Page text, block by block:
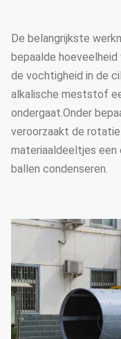
De belangrijkste
bepaalde
de vochtigheid in de
alkalische meststof
ondergaat.Onder
veroorzaakt de
materiaaldeeltjes een
ballen condenseren.